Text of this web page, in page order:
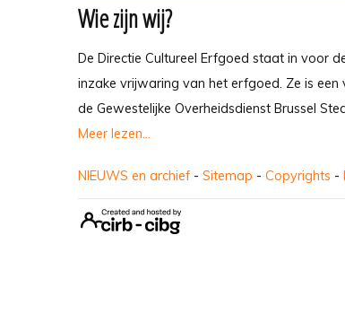
Wie zijn wij?
De Directie Cultureel Erfgoed staat in voor
inzake vrijwaring van het erfgoed. Ze is
de Gewestelijke Overheidsdienst Brussel
Meer lezen...
NIEUWS en archief - Sitemap - Copyrights -